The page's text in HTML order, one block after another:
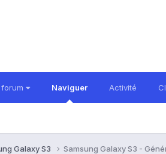
Naviguer Activité
Galaxy S3 Samsung Galaxy S3 -